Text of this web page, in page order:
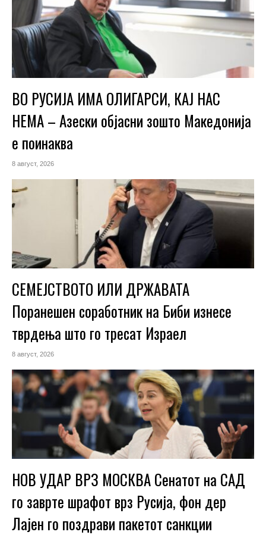
ВО РУСИЈА ИМА ОЛИГАРСИ, КАЈ НАС
НЕМА – Азески објасни зошто Македонија
е поинаква
8 август, 2026
СЕМЕЈСТВОТО ИЛИ ДРЖАВАТА
Поранешен соработник на Биби изнесе
тврдења што го тресат Израел
8 август, 2026
НОВ УДАР ВРЗ МОСКВА Сенатот на САД
го заврте шрафот врз Русија, фон дер
Лајен го поздрави пакетот санкции